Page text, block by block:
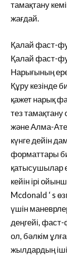
тамақтану
жағдай.
Қалай фаст-
Қалай фаст-
Нарығының
Құру кезінде
қажет нарық
тез
және Алма-
күнге дейін
форматтары
қатысушылар
кейін ірі
Mcdonald ‘ s
үшін
деңгейі,
ол, бәлкім
жылдардың